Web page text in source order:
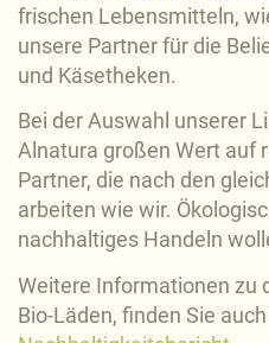
frischen Lebensmitteln,
unsere Partner für die
und Käsetheken.
Bei der Auswahl unserer
Alnatura großen Wert auf
Partner, die nach den
arbeiten wie wir.
nachhaltiges Handeln
Weitere Informationen zu
Bio-Läden, finden Sie